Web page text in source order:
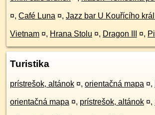
¤, Café Luna ¤, Jazz bar U Kouřícího
Vietnam ¤, Hrana Stolu ¤, Dragon III ¤,
Turistika
prístrešok, altánok ¤, orientačná mapa ¤,
orientačná mapa ¤, prístrešok, altánok ¤,